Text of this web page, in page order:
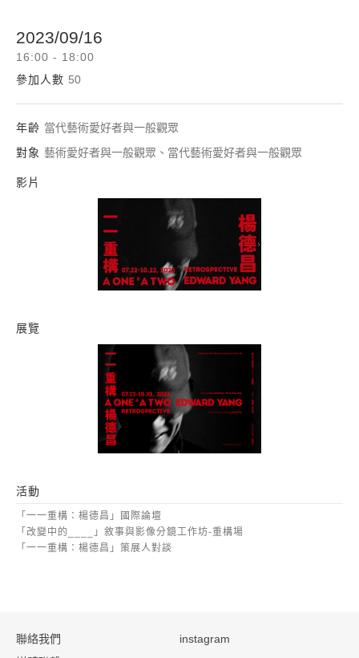
2023/09/16
16:00 - 18:00
參加人數 50
年齡 當代藝術愛好者與一般觀眾
對象 藝術愛好者與一般觀眾、當代藝術愛好者與一般觀眾
影片
展覽
活動
「一一重構：楊德昌」國際論壇
「改變中的____」敘事與影像分鏡工作坊-重構場
「一一重構：楊德昌」策展人對談
聯絡我們
instagram